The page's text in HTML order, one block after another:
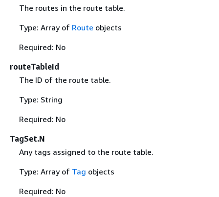
The routes in the route table.
Type: Array of Route objects
Required: No
routeTableId
The ID of the route table.
Type: String
Required: No
TagSet.N
Any tags assigned to the route table.
Type: Array of Tag objects
Required: No